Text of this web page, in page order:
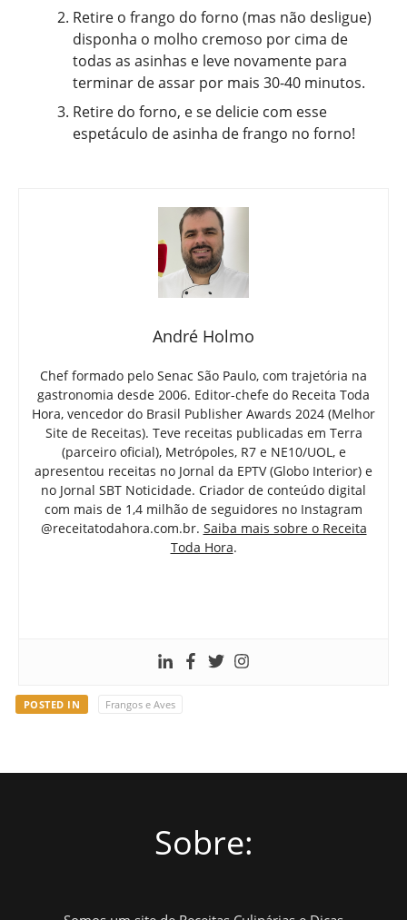
Retire o frango do forno (mas não desligue)
disponha o molho cremoso por cima de
todas as asinhas e leve novamente para
terminar de assar por mais 30-40 minutos.
Retire do forno, e se delicie com esse
espetáculo de asinha de frango no forno!
André Holmo
Chef formado pelo Senac São Paulo, com trajetória na
gastronomia desde 2006. Editor-chefe do Receita Toda
Hora, vencedor do Brasil Publisher Awards 2024 (Melhor
Site de Receitas). Teve receitas publicadas em Terra
(parceiro oficial), Metrópoles, R7 e NE10/UOL, e
apresentou receitas no Jornal da EPTV (Globo Interior) e
no Jornal SBT Noticidade. Criador de conteúdo digital
com mais de 1,4 milhão de seguidores no Instagram
@receitatodahora.com.br. Saiba mais sobre o Receita
Toda Hora.
POSTED IN Frangos e Aves
Sobre: